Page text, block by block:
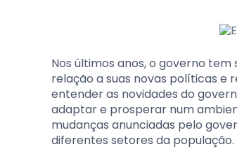
Nos últimos anos, o governo
relação a suas novas políticas e
entender as novidades do
adaptar e prosperar num
mudanças anunciadas pelo
diferentes setores da população.